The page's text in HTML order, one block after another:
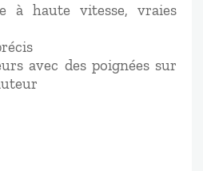
à haute vitesse, vraies
avec des poignées sur